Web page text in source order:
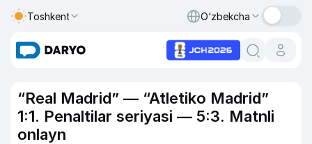
Toshkent O‘zbekcha
“Real Madrid” — “Atletiko Madrid”
1:1. Penaltilar seriyasi — 5:3. Matnli
onlayn